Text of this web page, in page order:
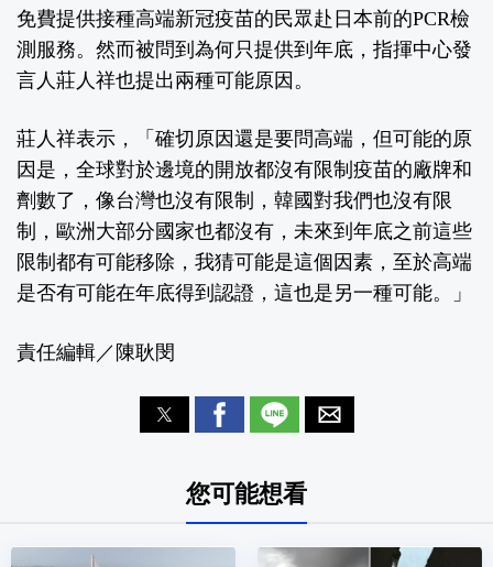
免費提供接種高端新冠疫苗的民眾赴日本前的PCR檢
測服務。然而被問到為何只提供到年底，指揮中心發
言人莊人祥也提出兩種可能原因。
莊人祥表示，「確切原因還是要問高端，但可能的原
因是，全球對於邊境的開放都沒有限制疫苗的廠牌和
劑數了，像台灣也沒有限制，韓國對我們也沒有限
制，歐洲大部分國家也都沒有，未來到年底之前這些
限制都有可能移除，我猜可能是這個因素，至於高端
是否有可能在年底得到認證，這也是另一種可能。」
責任編輯／陳耿閔
您可能想看